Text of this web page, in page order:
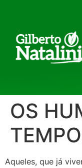
OS
Aqueles, que já